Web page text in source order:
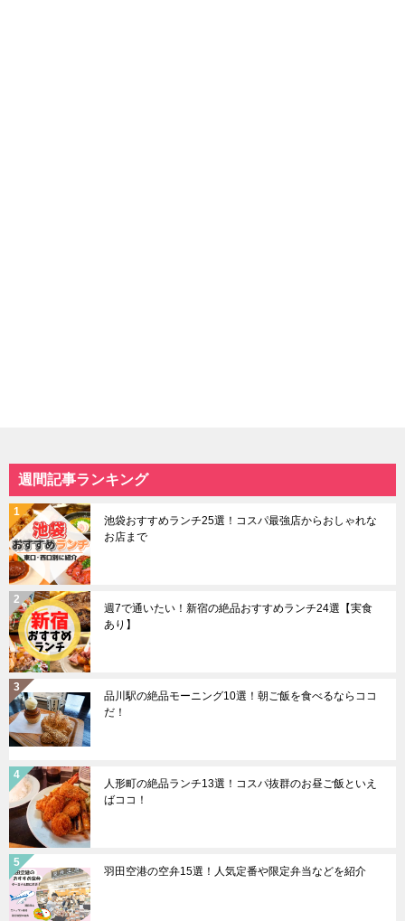
週間記事ランキング
池袋おすすめランチ25選！コスパ最強店からおしゃれな
お店まで
週7で通いたい！新宿の絶品おすすめランチ24選【実食
あり】
品川駅の絶品モーニング10選！朝ご飯を食べるならココ
だ！
人形町の絶品ランチ13選！コスパ抜群のお昼ご飯といえ
ばココ！
羽田空港の空弁15選！人気定番や限定弁当などを紹介